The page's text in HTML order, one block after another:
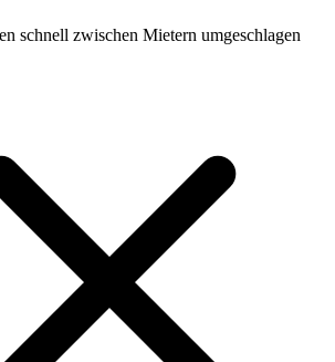
schnell zwischen Mietern umgeschlagen